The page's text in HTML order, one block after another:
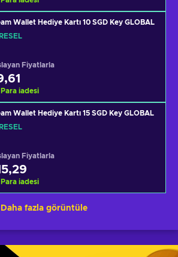
Wallet Hediye Kartı 10 SGD Key GLOBAL
Fiyatlarla
Para iadesi
Wallet Hediye Kartı 15 SGD Key GLOBAL
Fiyatlarla
Para iadesi
Daha fazla görüntüle